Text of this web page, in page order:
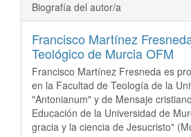
Biografía del autor/a
Francisco Martínez
Teológico de Murcia OFM
Francisco Martínez Fresneda es
en la Facultad de Teología de la
"Antonianum" y de Mensaje
Educación de la Universidad de
gracia y la ciencia de Jesucristo"